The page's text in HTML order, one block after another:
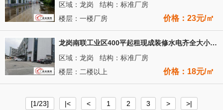
区域：龙岗 结构：标准厂房
楼层：一楼厂房
价格：23元/㎡
龙岗南联工业区400平起租现成装修水电齐全大小可分租证件齐全
区域：龙岗 结构：标准厂房
楼层：二楼以上
价格：18元/㎡
[1/23] |< < 1 2 3 > >|